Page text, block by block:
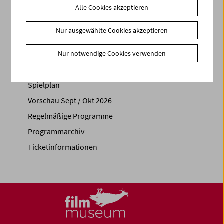
Share on
Spielplan
Vorschau Sept / Okt 2026
Regelmäßige Programme
Programmarchiv
Ticketinformationen
Alle Cookies akzeptieren
Nur ausgewählte Cookies akzeptieren
Nur notwendige Cookies verwenden